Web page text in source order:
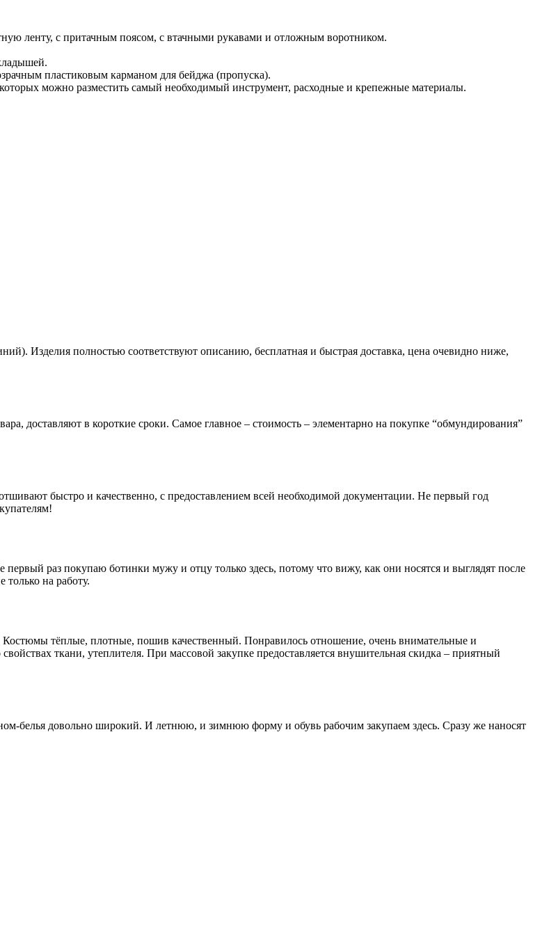
ленту, с притачным поясом, с втачными рукавами и отложным воротником.
пластиковым карманом для бейджа (пропуска).
можно разместить самый необходимый инструмент, расходные и крепежные материалы.
Изделия полностью соответствуют описанию, бесплатная и быстрая доставка, цена очевидно ниже,
доставляют в короткие сроки. Самое главное – стоимость – элементарно на покупке “обмундирования”
быстро и качественно, с предоставлением всей необходимой документации. Не первый год
раз покупаю ботинки мужу и отцу только здесь, потому что вижу, как они носятся и выглядят после
на работу.
Костюмы тёплые, плотные, пошив качественный. Понравилось отношение, очень внимательные и
ткани, утеплителя. При массовой закупке предоставляется внушительная скидка – приятный
белья довольно широкий. И летнюю, и зимнюю форму и обувь рабочим закупаем здесь. Сразу же наносят